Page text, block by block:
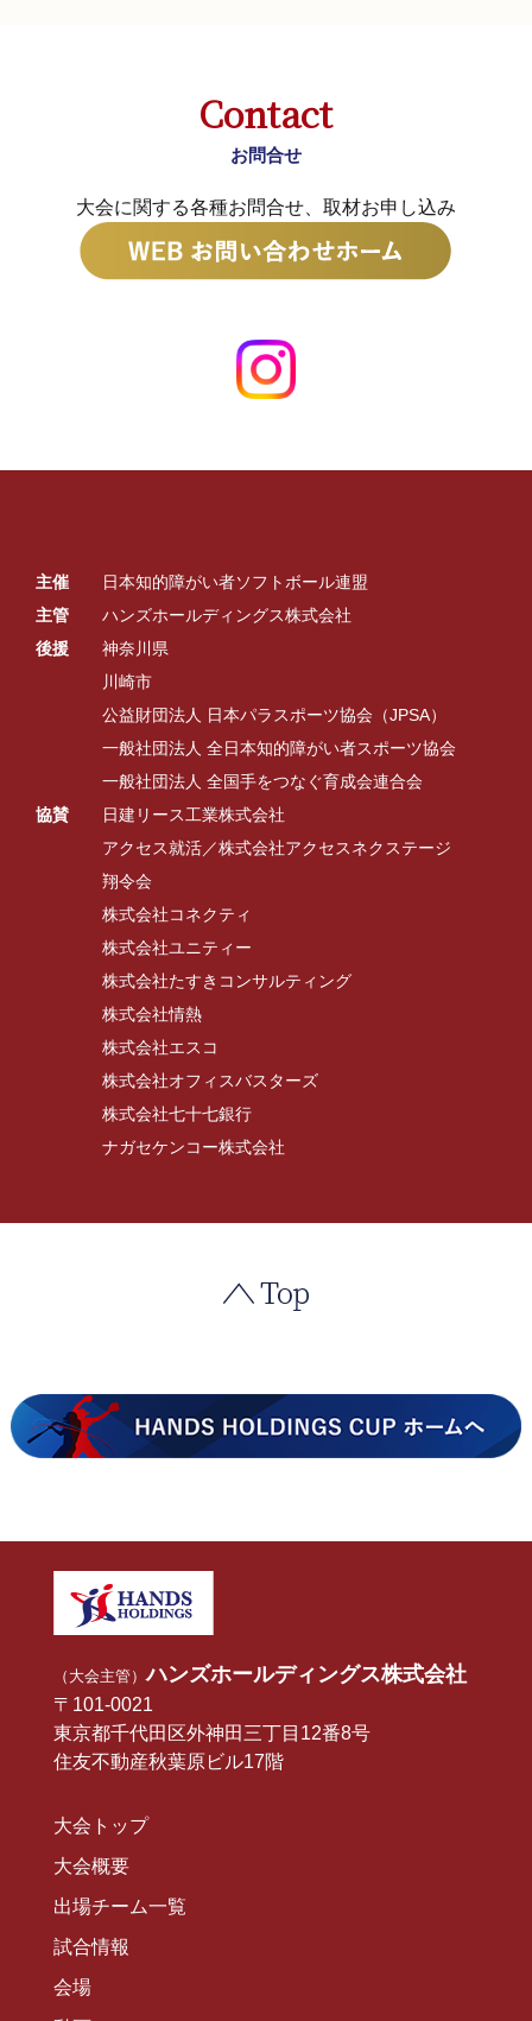
Contact
お問合せ
大会に関する各種お問合せ、取材お申し込み
主催
日本知的障がい者ソフトボール連盟
主管
ハンズホールディングス株式会社
後援
神奈川県
川崎市
公益財団法人 日本パラスポーツ協会（JPSA）
一般社団法人 全日本知的障がい者スポーツ協会
一般社団法人 全国手をつなぐ育成会連合会
協賛
日建リース工業株式会社
アクセス就活／株式会社アクセスネクステージ
翔令会
株式会社コネクティ
株式会社ユニティー
株式会社たすきコンサルティング
株式会社情熱
株式会社エスコ
株式会社オフィスバスターズ
株式会社七十七銀行
ナガセケンコー株式会社
（大会主管）ハンズホールディングス株式会社
〒101-0021
東京都千代田区外神田三丁目12番8号
住友不動産秋葉原ビル17階
大会トップ
大会概要
出場チーム一覧
試合情報
会場